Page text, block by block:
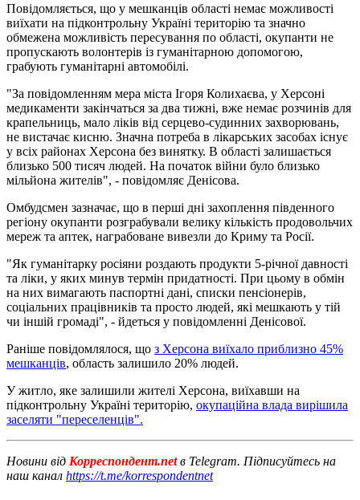
Повідомляється, що у мешканців області немає можливості
виїхати на підконтрольну Україні територію та значно
обмежена можливість пересування по області, окупанти не
пропускають волонтерів із гуманітарною допомогою,
грабують гуманітарні автомобілі.
"За повідомленням мера міста Ігоря Колихаєва, у Херсоні
медикаменти закінчаться за два тижні, вже немає розчинів для
крапельниць, мало ліків від серцево-судинних захворювань,
не вистачає кисню. Значна потреба в лікарських засобах існує
у всіх районах Херсона без винятку. В області залишається
близько 500 тисяч людей. На початок війни було близько
мільйона жителів", - повідомляє Денісова.
Омбудсмен зазначає, що в перші дні захоплення південного
регіону окупанти розграбували велику кількість продовольчих
мереж та аптек, награбоване вивезли до Криму та Росії.
"Як гуманітарку росіяни роздають продукти 5-річної давності
та ліки, у яких минув термін придатності. При цьому в обмін
на них вимагають паспортні дані, списки пенсіонерів,
соціальних працівників та просто людей, які мешкають у тій
чи іншій громаді", - йдеться у повідомленні Денісової.
Раніше повідомлялося, що з Херсона виїхало приблизно 45%
мешканців, область залишило 20% людей.
У житло, яке залишили жителі Херсона, виїхавши на
підконтрольну Україні територію, окупаційна влада вирішила
заселяти "переселенців".
Новини від Корреспондент.netв Telegram. Підписуйтесь на
наш канал https://t.me/korrespondentnet